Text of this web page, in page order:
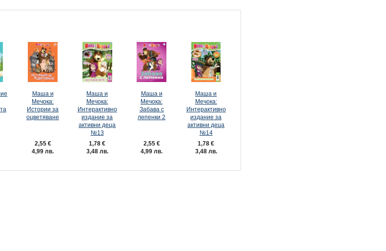
Маша и
Мечока:
Истории за
оцветяване
2,55 €
4,99 лв.
Маша и
Мечока:
Интерактивно
издание за
активни деца
№13
1,78 €
3,48 лв.
Маша и
Мечока:
Забава с
лепенки 2
2,55 €
4,99 лв.
Маша и
Мечока:
Интерактивно
издание за
активни деца
№14
1,78 €
3,48 лв.